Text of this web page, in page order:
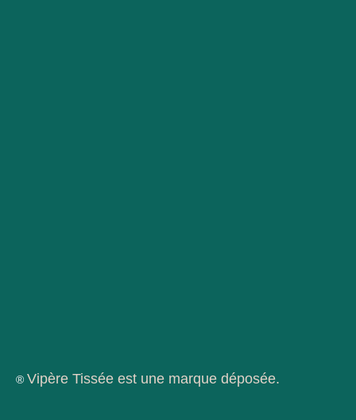
® Vipère Tissée est une marque déposée.